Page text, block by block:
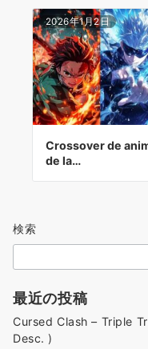
2026年1月2日
Crossover de
de la…
検索
最近の投稿
Cursed Clash – Triple
Desc. )